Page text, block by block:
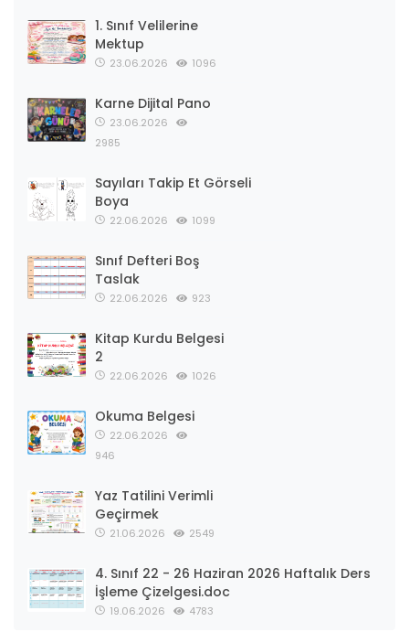
1. Sınıf Velilerine
Mektup
23.06.2026 1096
Karne Dijital Pano
23.06.2026
2985
Sayıları Takip Et Görseli
Boya
22.06.2026 1099
Sınıf Defteri Boş
Taslak
22.06.2026 923
Kitap Kurdu Belgesi
2
22.06.2026 1026
Okuma Belgesi
22.06.2026
946
Yaz Tatilini Verimli
Geçirmek
21.06.2026 2549
4. Sınıf 22 - 26 Haziran 2026 Haftalık Ders
İşleme Çizelgesi.doc
19.06.2026 4783